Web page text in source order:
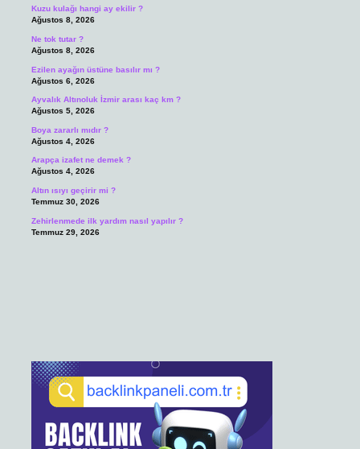
Kuzu kulağı hangi ay ekilir ?
Ağustos 8, 2026
Ne tok tutar ?
Ağustos 8, 2026
Ezilen ayağın üstüne basılır mı ?
Ağustos 6, 2026
Ayvalık Altınoluk İzmir arası kaç km ?
Ağustos 5, 2026
Boya zararlı mıdır ?
Ağustos 4, 2026
Arapça izafet ne demek ?
Ağustos 4, 2026
Altın ısıyı geçirir mi ?
Temmuz 30, 2026
Zehirlenmede ilk yardım nasıl yapılır ?
Temmuz 29, 2026